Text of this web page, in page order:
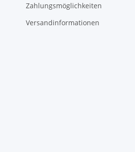
Zahlungsmöglichkeiten
Versandinformationen